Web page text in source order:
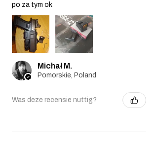
po za tym ok
Michał M.
Pomorskie, Poland
Was deze recensie nuttig?